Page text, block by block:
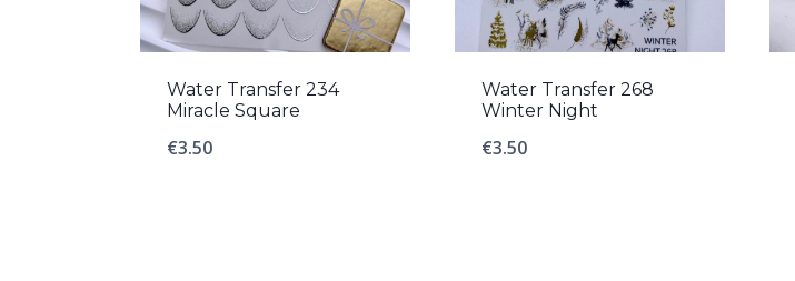
Water Transfer 234
Miracle Square
€3.50
Water Transfer 268
Winter Night
€3.50